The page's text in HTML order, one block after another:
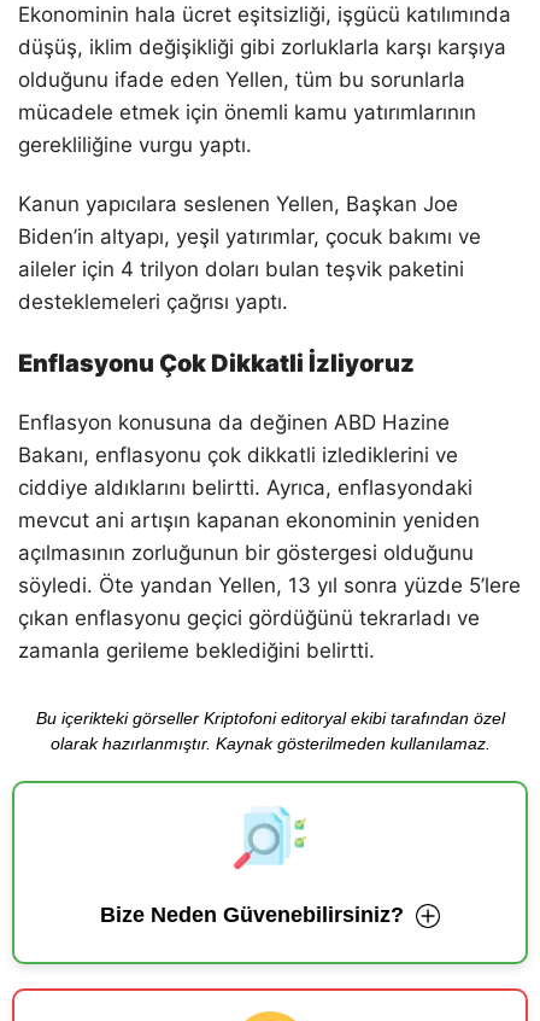
Ekonominin hala ücret eşitsizliği, işgücü katılımında
düşüş, iklim değişikliği gibi zorluklarla karşı karşıya
olduğunu ifade eden Yellen, tüm bu sorunlarla
mücadele etmek için önemli kamu yatırımlarının
gerekliliğine vurgu yaptı.
Kanun yapıcılara seslenen Yellen, Başkan Joe
Biden’in altyapı, yeşil yatırımlar, çocuk bakımı ve
aileler için 4 trilyon doları bulan teşvik paketini
desteklemeleri çağrısı yaptı.
Enflasyonu Çok Dikkatli İzliyoruz
Enflasyon konusuna da değinen ABD Hazine
Bakanı, enflasyonu çok dikkatli izlediklerini ve
ciddiye aldıklarını belirtti. Ayrıca, enflasyondaki
mevcut ani artışın kapanan ekonominin yeniden
açılmasının zorluğunun bir göstergesi olduğunu
söyledi. Öte yandan Yellen, 13 yıl sonra yüzde 5’lere
çıkan enflasyonu geçici gördüğünü tekrarladı ve
zamanla gerileme beklediğini belirtti.
Bu içerikteki görseller Kriptofoni editoryal ekibi tarafından özel
olarak hazırlanmıştır. Kaynak gösterilmeden kullanılamaz.
Bize Neden Güvenebilirsiniz?